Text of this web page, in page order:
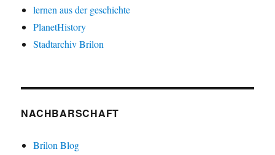
lernen aus der geschichte
PlanetHistory
Stadtarchiv Brilon
NACHBARSCHAFT
Brilon Blog